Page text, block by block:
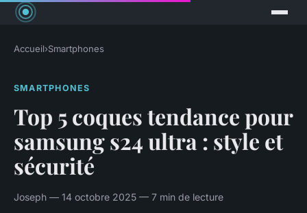
Accueil›Smartphones
SMARTPHONES
Top 5 coques tendance pour
samsung s24 ultra : style et
sécurité
Joseph — 14 octobre 2025 — 7 min de lecture